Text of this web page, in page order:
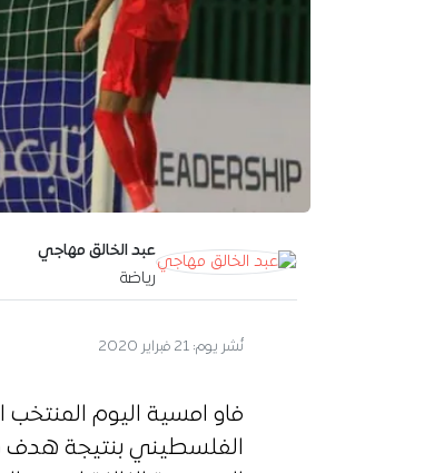
عبد الخالق مهاجي
رياضة
نُشر يوم: 21 فبراير 2020
الفلسطيني بنتيجة هدف